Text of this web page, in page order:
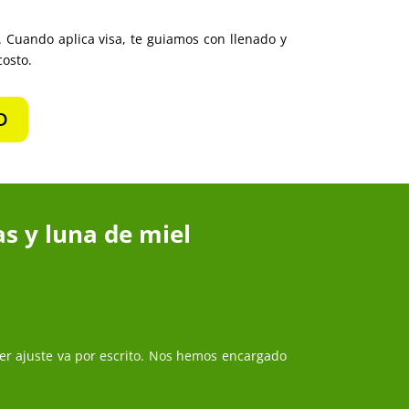
aplica visa, te guiamos con llenado y
y luna de miel
ajuste va por escrito. Nos hemos encargado